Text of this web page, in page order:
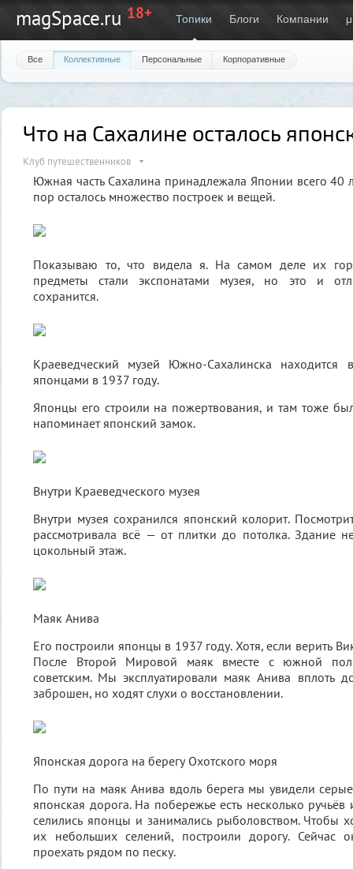
magSpace.ru 18+ Топики Блоги Компании μ
Все Коллективные Персональные Корпоративные
Что на Сахалине осталось
Клуб путешественников
Южная часть Сахалина принадлежала Японии всего 40
пор осталось множество построек и вещей.
Показываю то, что видела я. На самом деле их
предметы стали экспонатами музея, но это и
сохранится.
Краеведческий музей Южно-Сахалинска находится
японцами в 1937 году.
Японцы его строили на пожертвования, и там тоже
напоминает японский замок.
Внутри Краеведческого музея
Внутри музея сохранился японский колорит.
рассмотривала всё — от плитки до потолка. Здание
цокольный этаж.
Маяк Анива
Его построили японцы в 1937 году. Хотя, если верить
После Второй Мировой маяк вместе с южной
советским. Мы эксплуатировали маяк Анива вплоть
заброшен, но ходят слухи о восстановлении.
Японская дорога на берегу Охотского моря
По пути на маяк Анива вдоль берега мы увидели
японская дорога. На побережье есть несколько
селились японцы и занимались рыболовством. Чтобы
их небольших селений, построили дорогу. Сейчас
проехать рядом по песку.